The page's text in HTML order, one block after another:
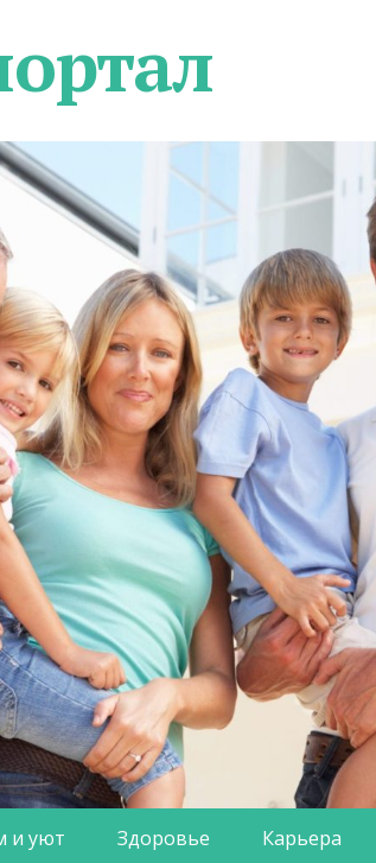
и уют Здоровье Карьера